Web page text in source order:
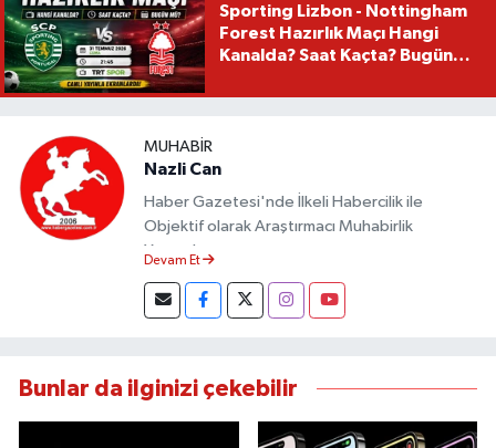
Sporting Lizbon - Nottingham
Forest Hazırlık Maçı Hangi
Kanalda? Saat Kaçta? Bugün
MUHABIR
Nazli Can
Haber Gazetesi'nde İlkeli Habercilik ile
Objektif olarak Araştırmacı Muhabirlik
Yapmaktayım.
Devam Et
Bunlar da ilginizi çekebilir